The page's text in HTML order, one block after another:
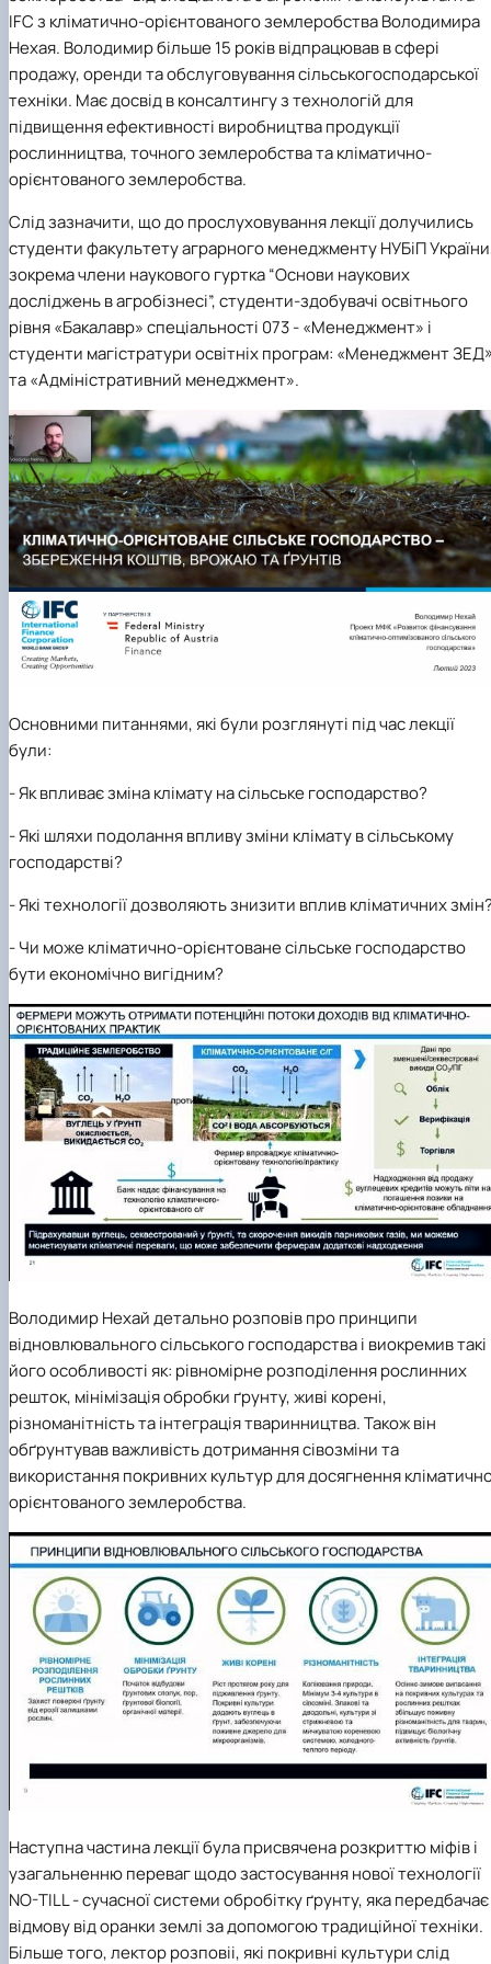
IFC з кліматично-орієнтованого землеробстваВолодимира
Нехая. Володимир більше 15 років відпрацював в сфері
продажу, оренди та обслуговування сільськогосподарської
техніки. Має досвід в консалтингу з технологій для
підвищення ефективності виробництва продукції
рослинництва, точного землеробства та кліматично-
орієнтованого землеробства.
Слід зазначити, що до прослуховування лекції долучились
студенти факультету аграрного менеджменту НУБіП
зокрема члени наукового гуртка “Основи наукових
досліджень в агробізнесі”, студенти-здобувачі освітнього
рівня «Бакалавр» спеціальності 073 - «Менеджмент» і
студенти магістратури освітніх програм: «Менеджмент
та «Адміністративний менеджмент».
Основними питаннями, які були розглянуті під час лекції
були:
-Як впливає зміна клімату на сільське господарство?
-Які шляхи подолання впливу зміни клімату в сільському
господарстві?
-Які технології дозволяють знизити вплив кліматичних
-Чи може кліматично-орієнтоване сільське господарство
бути економічно вигідним?
Володимир Нехайдетальнорозповів про принципи
відновлювального сільського господарства і виокремив такі
його особливості як: рівномірне розподілення рослинних
решток, мінімізація обробки ґрунту, живі корені,
різноманітність та інтеграція тваринництва. Такожвін
обґрунтував важливість дотриманнясівозміни та
використанняпокривних культурдля досягнення
орієнтованого землеробства.
Наступна частина лекції була присвячена розкриттюміфіві
узагальненнюперевагщодозастосування нової технології
NO-TILL -сучасноїсистемиобробітку ґрунту, яка передбачає
відмову від оранки землі за допомогою традиційної техніки.
Більше того,лекторрозповіі,які покривні культури слід